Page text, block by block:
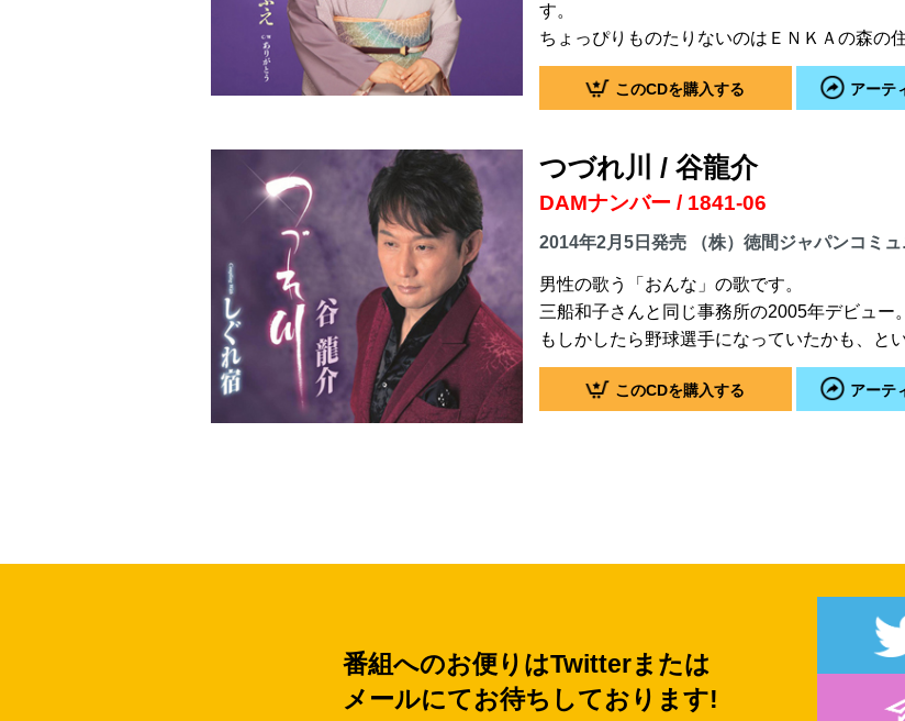
す。
ちょっぴりものたりないのはＥＮＫＡの森の
このCDを購入する アーテ
つづれ川 / 谷龍介
DAMナンバー / 1841-06
2014年2月5日発売 （株）徳間ジャパンコミ
男性の歌う「おんな」の歌です。
三船和子さんと同じ事務所の2005年デビュー。
もしかしたら野球選手になっていたかも、と
このCDを購入する アーテ
番組へのお便りはTwitterまたは
メールにてお待ちしております!